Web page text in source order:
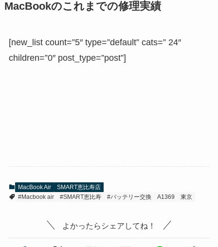
MacBookのこれまでの修理実績
[new_list count=”5″ type=”default” cats=” 24″
children=”0″ post_type=”post”]
MacBook Air
SMART恵比寿店
#Macbook air
#SMART恵比寿 #バッテリー交換 A1369 東京
よかったらシェアしてね！